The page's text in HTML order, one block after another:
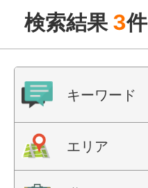
検索結果 3件
キーワード
エリア